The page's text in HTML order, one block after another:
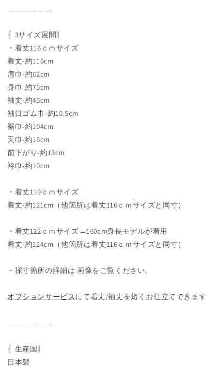
〖3サイズ展開〗
・着丈116ｃｍサイズ
着丈-約116cm
肩巾-約62cm
身巾-約75cm
袖丈-約45cm
袖口ゴム巾-約10.5cm
裾巾-約104cm
天巾-約16cm
前下がり-約13cm
衿巾-約10cm
・着丈119ｃｍサイズ
着丈-約121cm（他箇所は着丈116ｃｍサイズと同寸）
・着丈122ｃｍサイズ←160cm身長モデルが着用
着丈-約124cm（他箇所は着丈116ｃｍサイズと同寸）
・採寸箇所の詳細は 画像をご覧ください。
オプションサービスにて着丈/袖丈を短くお仕立てできます
〖生産国〗
日本製